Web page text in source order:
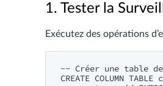
1. Tester la
Exécutez des opérations
-- Créer une table
CREATE COLUMN